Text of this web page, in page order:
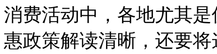
消费活动中，各地尤其
惠政策解读清晰，还要